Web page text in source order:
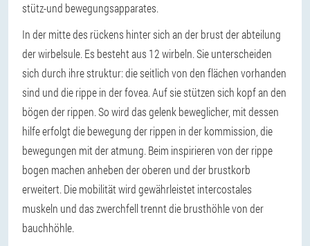
stütz-und bewegungsapparates.
In der mitte des rückens hinter sich an der brust der abteilung
der wirbelsule. Es besteht aus 12 wirbeln. Sie unterscheiden
sich durch ihre struktur: die seitlich von den flächen vorhanden
sind und die rippe in der fovea. Auf sie stützen sich kopf an den
bögen der rippen. So wird das gelenk beweglicher, mit dessen
hilfe erfolgt die bewegung der rippen in der kommission, die
bewegungen mit der atmung. Beim inspirieren von der rippe
bogen machen anheben der oberen und der brustkorb
erweitert. Die mobilität wird gewährleistet intercostales
muskeln und das zwerchfell trennt die brusthöhle von der
bauchhöhle.